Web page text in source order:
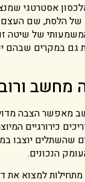
אסטרטגי
של הלסת, שם
המשמעותי של
גם במקרים שבהם
מחשב
מאפשר הצבה
כירורגיים
שהשתלים יוצבו
הנכונים.
מתחילות למצוא